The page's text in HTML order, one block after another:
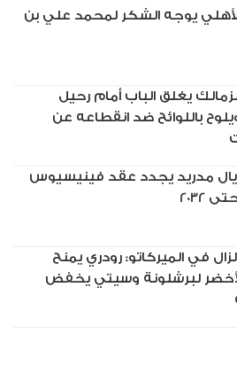
يوجه الشكر لمحمد علي بن
يغلق الباب أمام رحيل
ويلوح باللوائح ضد انقطاعه عن
مدريد يجدد عقد فينيسيوس
2032
في الميركاتو: رودري يمنح
لبرشلونة وسيتي يخفض